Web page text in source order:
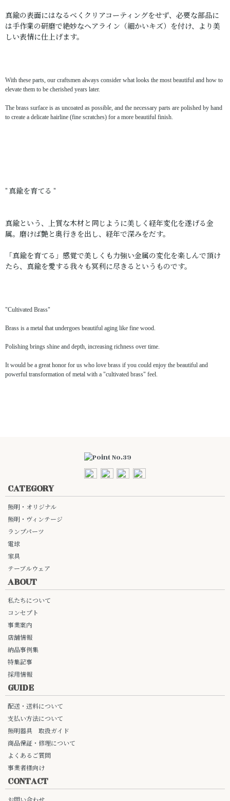
真鍮の表面にはなるべくクリアコーティングをせず、必要な部品に
は手作業の研磨で絶妙なヘアライン（細かいキズ）を付け、より美
しい表情に仕上げます。
With these parts, our craftsmen always consider what looks the most beautiful and how to
elevate them to be cherished years later.
The brass surface is as uncoated as possible, and the necessary parts are polished by hand
to create a delicate hairline (fine scratches) for a more beautiful finish.
" 真鍮を育てる "
真鍮という、上質な木材と同じように美しく経年変化を遂げる金
属。磨けば艶と奥行きを出し、経年で深みをだす。
「真鍮を育てる」感覚で美しくも力強い金属の変化を楽しんで頂け
たら、真鍮を愛する我々も冥利に尽きるというものです。
"Cultivated Brass"
Brass is a metal that undergoes beautiful aging like fine wood.
Polishing brings shine and depth, increasing richness over time.
It would be a great honor for us who love brass if you could enjoy the beautiful and
powerful transformation of metal with a "cultivated brass" feel.
CATEGORY
照明・オリジナル
照明・ヴィンテージ
ランプパーツ
電球
家具
テーブルウェア
ABOUT
私たちについて
コンセプト
事業案内
店舗情報
納品事例集
特集記事
採用情報
GUIDE
配送・送料について
支払い方法について
照明器具 取扱ガイド
商品保証・修理について
よくあるご質問
事業者様向け
CONTACT